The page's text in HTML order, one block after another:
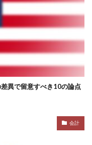
差異で留意すべき10の論点
会計